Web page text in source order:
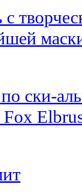
с
ски-